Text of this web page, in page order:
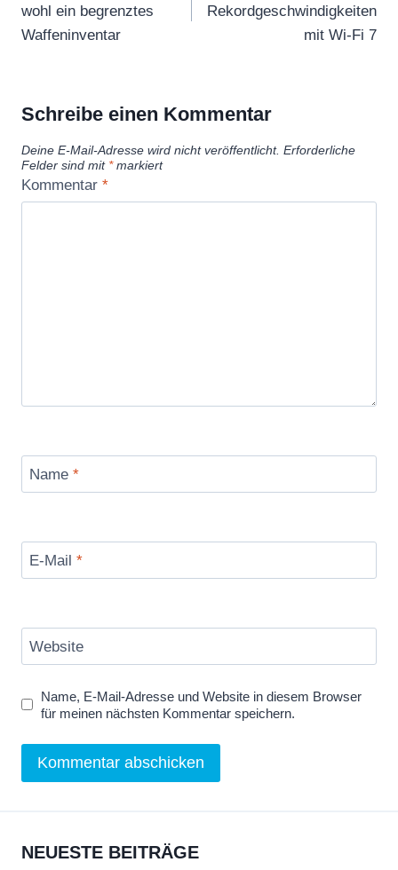
i
c
o
T
n
e
e
wohl ein begrenztes
Waffeninventar
Rekordgeschwindigkeiten
mit Wi-Fi 7
Schreibe einen Kommentar
Deine E-Mail-Adresse wird nicht veröffentlicht. Erforderliche
Felder sind mit *markiert
Kommentar *
Name *
E-Mail *
Website
Name, E-Mail-Adresse und Website in diesem Browser
für meinen nächsten Kommentar speichern.
NEUESTE BEITRÄGE